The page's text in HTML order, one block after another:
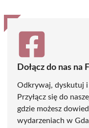
Dołącz do nas na
Odkrywaj, dyskutuj i
Przyłącz się do
gdzie możesz
wydarzeniach w